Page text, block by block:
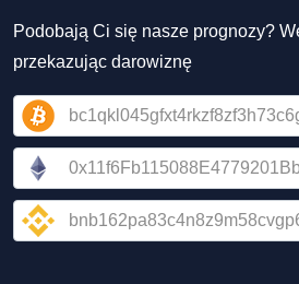
Podobają Ci się nasze prognozy?
przekazując darowiznę